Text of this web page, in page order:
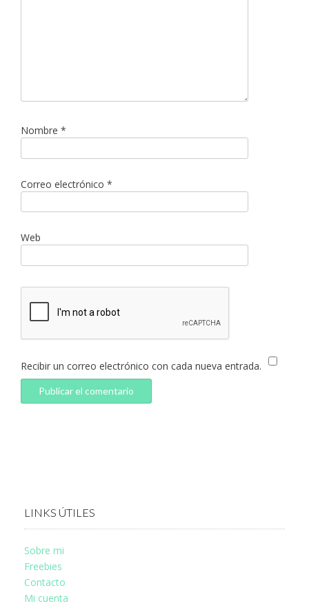
Nombre *
Correo electrónico *
Web
Recibir un correo electrónico con cada nueva entrada.
LINKS ÚTILES
Sobre mi
Freebies
Contacto
Mi cuenta